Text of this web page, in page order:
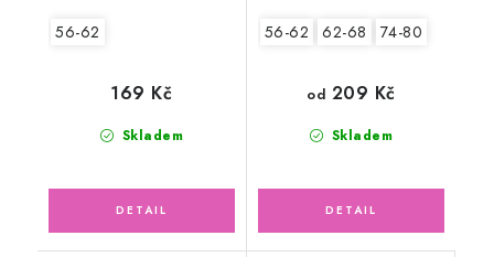
56-62
Skladem
169 Kč
56-62 62-68 74-80
Skladem
od 209 Kč